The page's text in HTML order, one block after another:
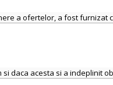
a ofertelor, a fost furnizat